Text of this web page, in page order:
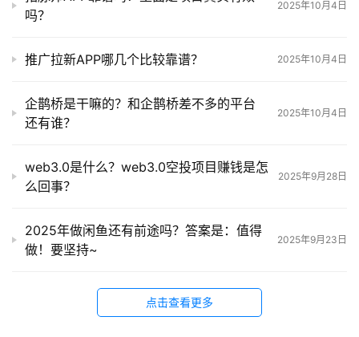
品
吗？
2025年10月4日
推广拉新APP哪几个比较靠谱？ 2025年10月4日
企鹊桥是干嘛的？和企鹊桥差不多的平台
还有谁？
2025年10月4日
web3.0是什么？web3.0空投项目赚钱是怎
么回事？
2025年9月28日
2025年做闲鱼还有前途吗？答案是：值得
做！要坚持~
2025年9月23日
点击查看更多